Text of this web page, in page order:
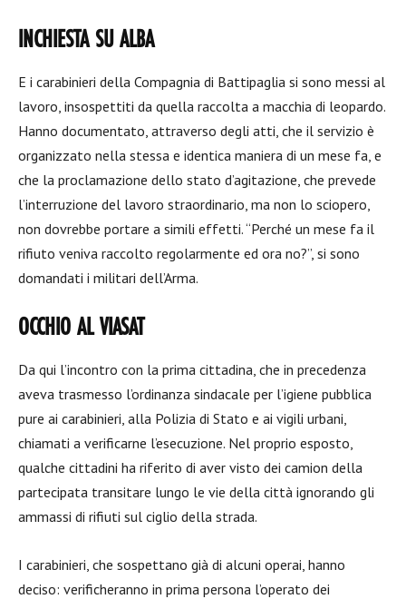
INCHIESTA SU ALBA
E i carabinieri della Compagnia di Battipaglia si sono messi al
lavoro, insospettiti da quella raccolta a macchia di leopardo.
Hanno documentato, attraverso degli atti, che il servizio è
organizzato nella stessa e identica maniera di un mese fa, e
che la proclamazione dello stato d’agitazione, che prevede
l’interruzione del lavoro straordinario, ma non lo sciopero,
non dovrebbe portare a simili effetti. “Perché un mese fa il
rifiuto veniva raccolto regolarmente ed ora no?”, si sono
domandati i militari dell’Arma.
OCCHIO AL VIASAT
Da qui l’incontro con la prima cittadina, che in precedenza
aveva trasmesso l’ordinanza sindacale per l’igiene pubblica
pure ai carabinieri, alla Polizia di Stato e ai vigili urbani,
chiamati a verificarne l’esecuzione. Nel proprio esposto,
qualche cittadini ha riferito di aver visto dei camion della
partecipata transitare lungo le vie della città ignorando gli
ammassi di rifiuti sul ciglio della strada.
I carabinieri, che sospettano già di alcuni operai, hanno
deciso: verificheranno in prima persona l’operato dei